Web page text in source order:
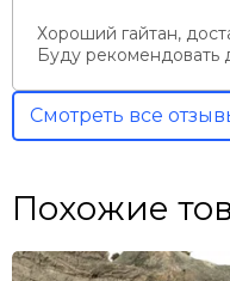
Хороший гайтан,
Буду рекомендовать
Смотреть все
Похожие